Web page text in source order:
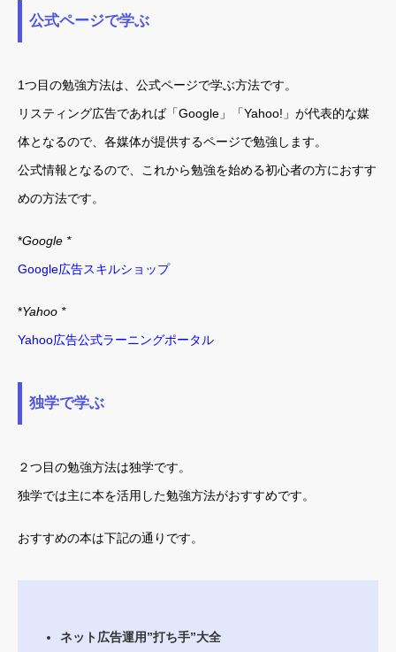
公式ページで学ぶ
1つ目の勉強方法は、公式ページで学ぶ方法です。
リスティング広告であれば「Google」「Yahoo!」が代表的な媒
体となるので、各媒体が提供するページで勉強します。
公式情報となるので、これから勉強を始める初心者の方におすす
めの方法です。
*Google *
Google広告スキルショップ
*Yahoo *
Yahoo広告公式ラーニングポータル
独学で学ぶ
２つ目の勉強方法は独学です。
独学では主に本を活用した勉強方法がおすすめです。
おすすめの本は下記の通りです。
ネット広告運用”打ち手”大全